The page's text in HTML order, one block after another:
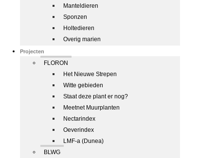
Manteldieren
Sponzen
Holtedieren
Overig marien
Projecten
FLORON
Het Nieuwe Strepen
Witte gebieden
Staat deze plant er nog?
Meetnet Muurplanten
Nectarindex
Oeverindex
LMF-a (Dunea)
BLWG